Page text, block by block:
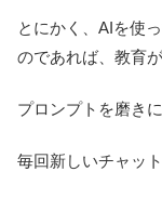
とにかく、AIを使
のであれば、教育
プロンプトを磨き
毎回新しいチャッ